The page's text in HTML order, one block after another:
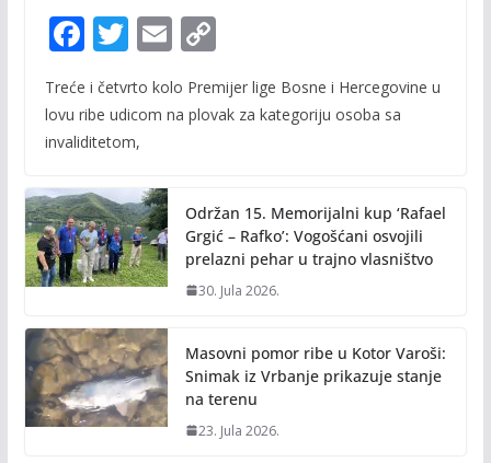
F
e
b
o
k
T
itt
er
E
ai
C
p
n
k
Treće i četvrto kolo Premijer lige Bosne i Hercegovine u
lovu ribe udicom na plovak za kategoriju osoba sa
invaliditetom,
Održan 15. Memorijalni kup ‘Rafael
Grgić – Rafko’: Vogošćani osvojili
prelazni pehar u trajno vlasništvo
30. Jula 2026.
Masovni pomor ribe u Kotor Varoši:
Snimak iz Vrbanje prikazuje stanje
na terenu
23. Jula 2026.